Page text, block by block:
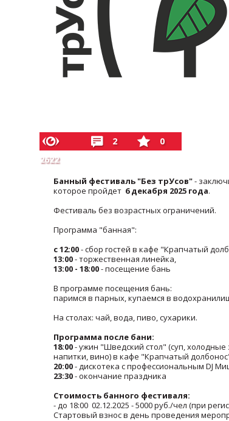
2622
2 0
Банный фестиваль "Без трУсов"-
которое пройдет 6 декабря 2025 года.
Фестиваль без возрастных ограничений.
Программа "банная":
с 12:00- сбор гостей в кафе "Крапчатый
13:00- торжественная линейка,
13:00 - 18:00- посещение бань
В программе посещения бань:
паримся в парных, купаемся в
На столах: чай, вода, пиво, сухарики.
Программа после бани:
18:00- ужин "Шведский стол" (суп, холодные
напитки, вино) в кафе "Крапчатый
20:00- дискотека с профессиональным DJ
23:30- окончание праздника
Стоимость банного фестиваля:
- до 18:00 02.12.2025 - 5000 руб./чел (при
Стартовый взнос в день проведения